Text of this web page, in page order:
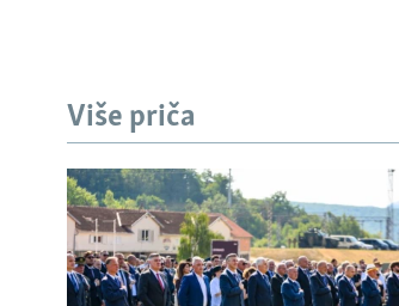
Više priča